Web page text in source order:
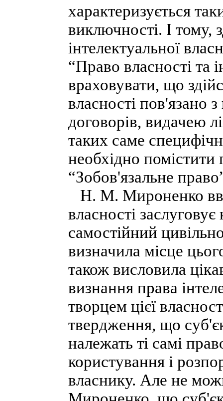
характеризується
виключності. І тому,
інтелектуальної
“Право власності та
враховувати, що
власності пов'язано
договорів, видачею
таких саме
необхідно помістити
“Зобов'язальне
Н. М. Мироненко
власності
самостійний
визначила місце
також висловила
визнання права
творцем цієї
твердження, що
належать ті самі
користування і
власнику. Але не